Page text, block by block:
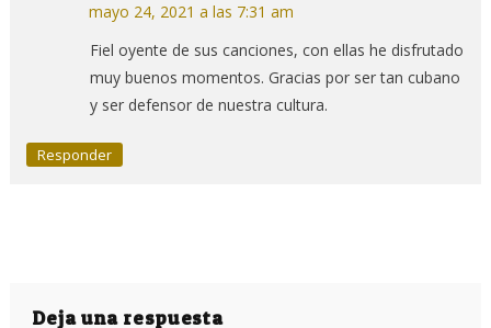
mayo 24, 2021 a las 7:31 am
Fiel oyente de sus canciones, con ellas he disfrutado
muy buenos momentos. Gracias por ser tan cubano
y ser defensor de nuestra cultura.
Responder
Deja una respuesta